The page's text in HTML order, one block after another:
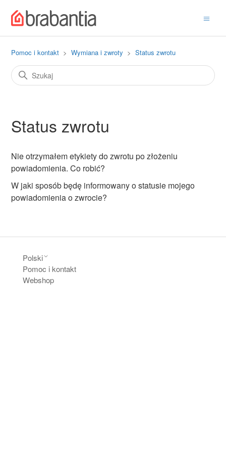
Pomoc i kontakt Wymiana i zwroty Status zwrotu
Status zwrotu
Nie otrzymałem etykiety do zwrotu po złożeniu
powiadomienia. Co robić?
W jaki sposób będę informowany o statusie mojego
powiadomienia o zwrocie?
Polski
Pomoc i kontakt
Webshop